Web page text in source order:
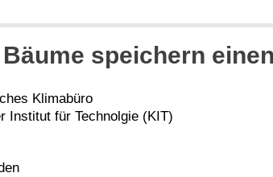
speichern
Klimabüro
Institut für Technolgie (KIT)